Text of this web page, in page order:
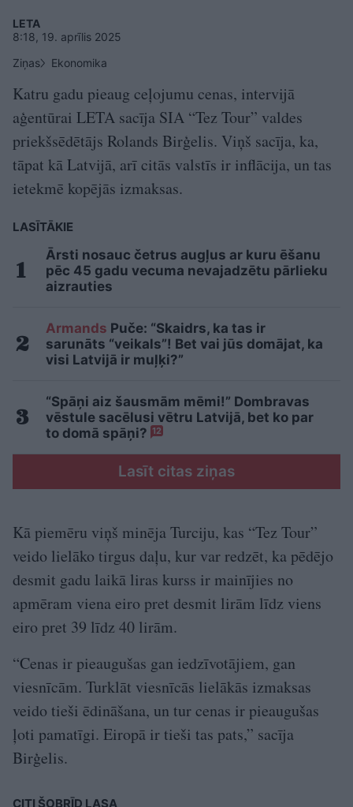
LETA
8:18, 19. aprīlis 2025
Ziņas
Ekonomika
Katru gadu pieaug ceļojumu cenas, intervijā
aģentūrai LETA sacīja SIA “Tez Tour” valdes
priekšsēdētājs Rolands Birģelis. Viņš sacīja, ka,
tāpat kā Latvijā, arī citās valstīs ir inflācija, un tas
ietekmē kopējās izmaksas.
LASĪTĀKIE
Ārsti nosauc četrus augļus ar kuru ēšanu
pēc 45 gadu vecuma nevajadzētu pārlieku
aizrauties
Armands Puče: “Skaidrs, ka tas ir
sarunāts “veikals”! Bet vai jūs domājat, ka
visi Latvijā ir muļķi?”
“Spāņi aiz šausmām mēmi!” Dombravas
vēstule sacēlusi vētru Latvijā, bet ko par
to domā spāņi? 12
Lasīt citas ziņas
Kā piemēru viņš minēja Turciju, kas “Tez Tour”
veido lielāko tirgus daļu, kur var redzēt, ka pēdējo
desmit gadu laikā liras kurss ir mainījies no
apmēram viena eiro pret desmit lirām līdz viens
eiro pret 39 līdz 40 lirām.
“Cenas ir pieaugušas gan iedzīvotājiem, gan
viesnīcām. Turklāt viesnīcās lielākās izmaksas
veido tieši ēdināšana, un tur cenas ir pieaugušas
ļoti pamatīgi. Eiropā ir tieši tas pats,” sacīja
Birģelis.
CITI ŠOBRĪD LASA